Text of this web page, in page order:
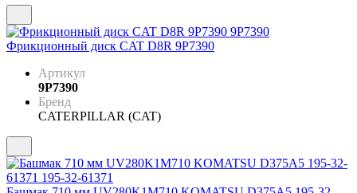
Фрикционный диск CAT D8R 9P7390
Артикул
9P7390
Бренд
CATERPILLAR (CAT)